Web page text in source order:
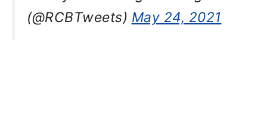
(@RCBTweets) May 24, 2021